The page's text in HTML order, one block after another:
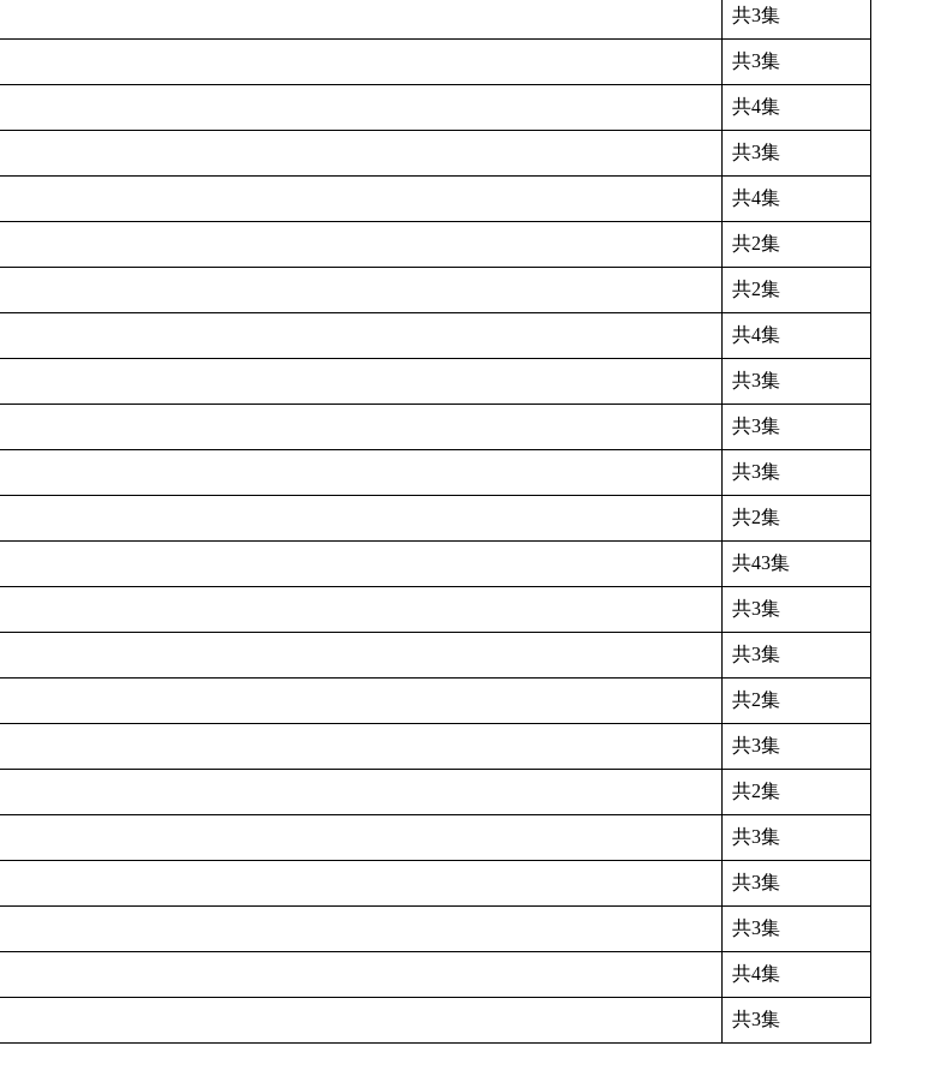
共3集
共3集
共4集
共3集
共4集
共2集
共2集
共4集
共3集
共3集
共3集
共2集
共43集
共3集
共3集
共2集
共3集
共2集
共3集
共3集
共3集
共4集
共3集